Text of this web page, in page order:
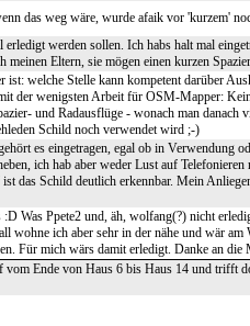
das weg wäre, wurde afaik vor 'kurzem'
werden sollen. Ich habs halt mal
Eltern, sie mögen einen kurzen
welche Stelle kann kompetent darüber
der wenigsten Arbeit für OSM-Mapper:
und Radausflüge - wonach man danach
Schild noch verwendet wird ;-)
es eingetragen, egal ob in Verwendung
ich hab aber weder Lust auf Telefonieren
das Schild deutlich erkennbar. Mein
Was Ppete2 und, äh, wolfang(?) nicht
wohne ich aber sehr in der nähe und wär
Für mich wärs damit erledigt. Danke an die
Ende von Haus 6 bis Haus 14 und trifft